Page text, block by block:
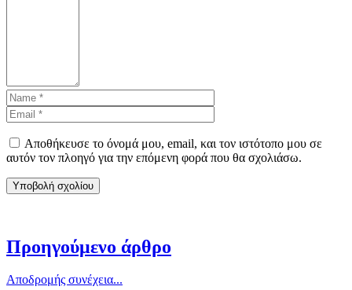
Αποθήκευσε το όνομά μου, email, και τον ιστότοπο μου σε
αυτόν τον πλοηγό για την επόμενη φορά που θα σχολιάσω.
Προηγούμενο άρθρο
Αποδρομής συνέχεια...